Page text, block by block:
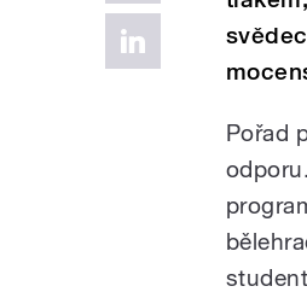
Pořad